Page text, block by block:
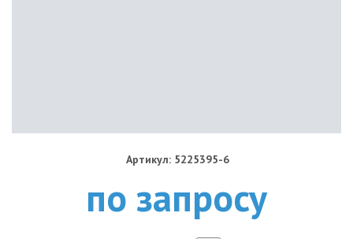
Артикул: 5225395-6
по запросу